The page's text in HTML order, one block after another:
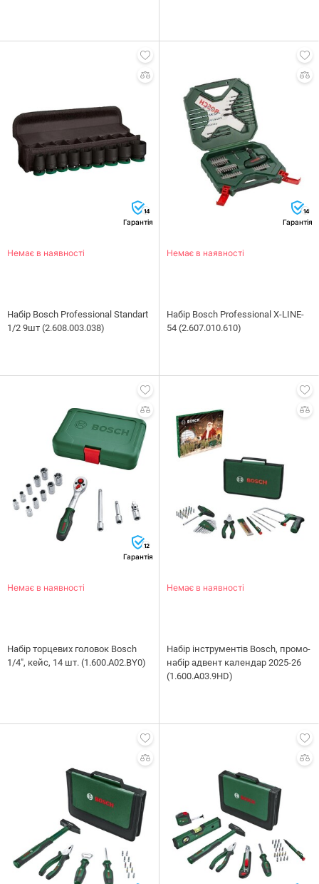
14
Гарантія
Немає в наявності
Набiр Bosch Professional Standart
1/2 9шт (2.608.003.038)
14
Гарантія
Немає в наявності
Набiр Bosch Professional X-LINE-
54 (2.607.010.610)
12
Гарантія
Немає в наявності
Набір торцевих головок Bosch
1/4", кейс, 14 шт. (1.600.A02.BY0)
Немає в наявності
Набір інструментів Bosch, промо-
набір адвент календар 2025-26
(1.600.A03.9HD)